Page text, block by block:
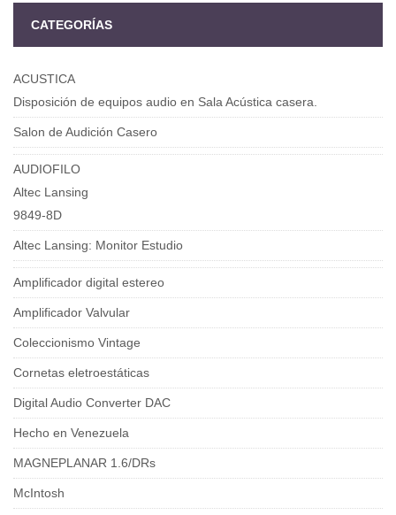
CATEGORÍAS
ACUSTICA
Disposición de equipos audio en Sala Acústica casera.
Salon de Audición Casero
AUDIOFILO
Altec Lansing
9849-8D
Altec Lansing: Monitor Estudio
Amplificador digital estereo
Amplificador Valvular
Coleccionismo Vintage
Cornetas eletroestáticas
Digital Audio Converter DAC
Hecho en Venezuela
MAGNEPLANAR 1.6/DRs
McIntosh